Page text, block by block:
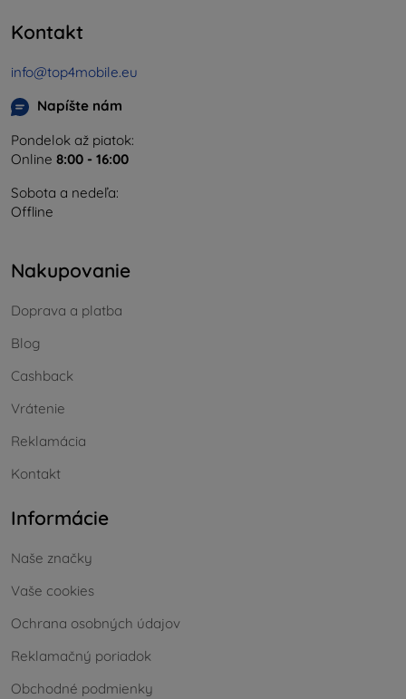
Kontakt
info@top4mobile.eu
Napíšte nám
Pondelok až piatok:
Online 8:00 - 16:00
Sobota a nedeľa:
Offline
Nakupovanie
Doprava a platba
Blog
Cashback
Vrátenie
Reklamácia
Kontakt
Informácie
Naše značky
Vaše cookies
Ochrana osobných údajov
Reklamačný poriadok
Obchodné podmienky